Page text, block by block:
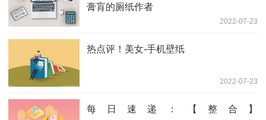
膏肓的厕纸作者
2022-07-23
热点评！美女-手机壁纸
2022-07-23
每日速递：【整合】